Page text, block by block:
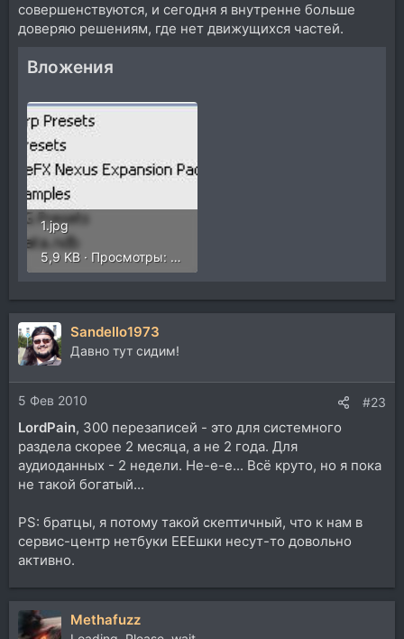
совершенствуются, и сегодня я внутренне больше
доверяю решениям, где нет движущихся частей.
Вложения
1.jpg
5,9 KB · Просмотры: 659
Sandello1973
Давно тут сидим!
5 Фев 2010 #23
LordPain, 300 перезаписей - это для системного
раздела скорее 2 месяца, а не 2 года. Для
аудиоданных - 2 недели. Не-е-е... Всё круто, но я пока
не такой богатый...
PS: братцы, я потому такой скептичный, что к нам в
сервис-центр нетбуки ЕЕЕшки несут-то довольно
активно.
Methafuzz